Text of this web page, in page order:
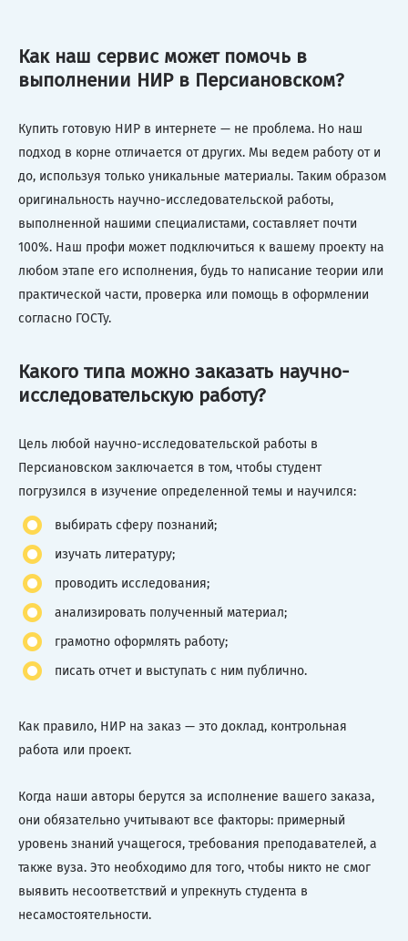
Как наш сервис может помочь в
выполнении НИР в Персиановском?
Купить готовую НИР в интернете — не проблема. Но наш
подход в корне отличается от других. Мы ведем работу от и
до, используя только уникальные материалы. Таким образом
оригинальность научно-исследовательской работы,
выполненной нашими специалистами, составляет почти
100%. Наш профи может подключиться к вашему проекту на
любом этапе его исполнения, будь то написание теории или
практической части, проверка или помощь в оформлении
согласно ГОСТу.
Какого типа можно заказать научно-
исследовательскую работу?
Цель любой научно-исследовательской работы в
Персиановском заключается в том, чтобы студент
погрузился в изучение определенной темы и научился:
выбирать сферу познаний;
изучать литературу;
проводить исследования;
анализировать полученный материал;
грамотно оформлять работу;
писать отчет и выступать с ним публично.
Как правило, НИР на заказ — это доклад, контрольная
работа или проект.
Когда наши авторы берутся за исполнение вашего заказа,
они обязательно учитывают все факторы: примерный
уровень знаний учащегося, требования преподавателей, а
также вуза. Это необходимо для того, чтобы никто не смог
выявить несоответствий и упрекнуть студента в
несамостоятельности.